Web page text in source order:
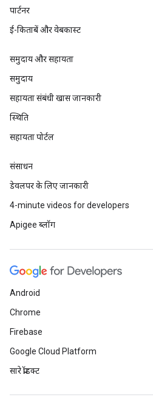
पार्टनर
ई-किताबें और वेबकास्ट
समुदाय और सहायता
समुदाय
सहायता संबंधी खास जानकारी
स्थिति
सहायता पोर्टल
संसाधन
डेवलपर के लिए जानकारी
4-minute videos for developers
Apigee ब्लॉग
Android
Chrome
Firebase
Google Cloud Platform
सारे प्रॉडक्ट